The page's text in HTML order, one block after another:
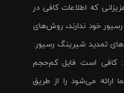
که اطلاعات کافی در
خود ندارند، روش‌های
تمدید شیرینگ رسیور:
کافی است فایل کم‌حجم
ارائه می‌شود را از طریق